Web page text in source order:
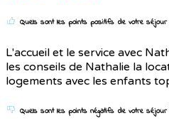
Quels sont les points positifs de votre séjour
L'accueil et le service avec
les conseils de Nathalie la
logements avec les enfants
Quels sont les points négatifs de votre séjour